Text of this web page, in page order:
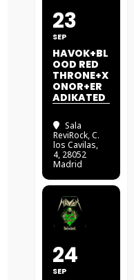
23
SEP
HAVOK+BL
OOD RED
THRONE+X
ONOR+ER
ADIKATED
Sala
ReviRock, C.
los Cavilas,
4, 28052
Madrid
24
SEP